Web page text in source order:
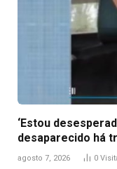
‘Estou
desaparecido há
agosto 7, 2026 0